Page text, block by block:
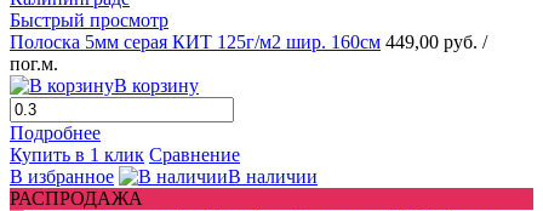
Быстрый просмотр
Полоска 5мм серая КИТ 125г/м2 шир. 160см 449,00 руб. /
пог.м.
В корзину
Подробнее
Купить в 1 клик Сравнение
В избранное
В наличии
РАСПРОДАЖА